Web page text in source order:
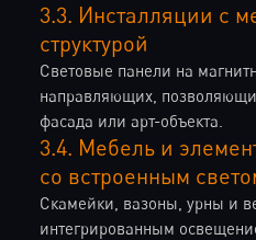
3.3. Инсталляции с
структурой
Световые панели на
направляющих,
фасада или арт-объекта.
3.4. Мебель и
со встроенным
Скамейки, вазоны, урны и
интегрированным